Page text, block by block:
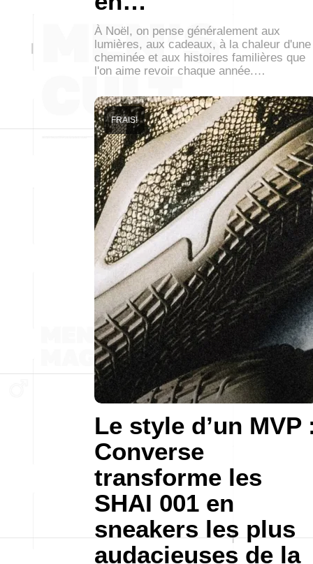
À Noël, on pense généralement aux
lumières, aux cadeaux, à la chaleur d'une
cheminée et aux histoires familières que
l'on aime revoir chaque année.…
Le style d’un MVP
Converse
transforme les
SHAI 001 en
sneakers les plus
audacieuses de la
FRAIS!